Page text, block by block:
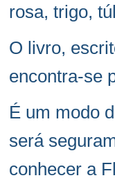
rosa, trigo,
O livro,
encontra-se
É um modo
será
conhecer a